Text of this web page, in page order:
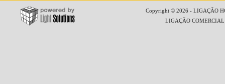
Copyright © 2026 - LIGAÇÃO
LIGAÇÃO